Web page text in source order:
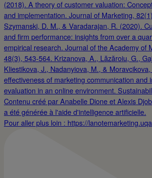
Pour aller plus loin : https://lanotemarketing.uqa